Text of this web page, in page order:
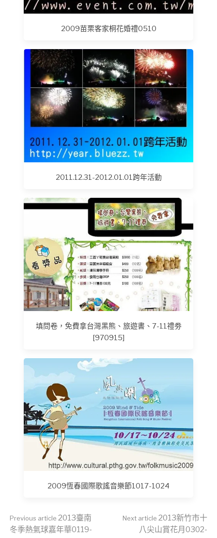
2009苗栗客家桐花婚禮0510
2011.12.31-2012.01.01跨年活動
填問卷，免費拿台灣黑熊、旅遊書、7-11禮劵
[970915]
2009恆春國際歌謠音樂節1017-1024
Continue
Previous article 2013臺南
冬季熱氣球嘉年華0119-
Next article 2013新竹市十
八尖山賞花月0302-